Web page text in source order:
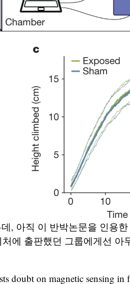
, 아직 이 반박논문을 인용
에 출판했던 그룹에게선 아
doubt on magnetic sensing in